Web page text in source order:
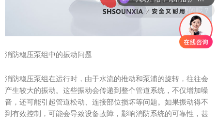
消防稳压泵组中的振动问题
消防稳压泵组在运行时，由于水流的推动和泵浦的旋转，往往会
产生较大的振动。这些振动会传递到整个管道系统，不仅增加噪
音，还可能引起管道松动、连接部位损坏等问题。如果振动得不
到有效控制，可能会导致设备故障，影响消防系统的可靠性，甚
你们是怎么收费的呢？